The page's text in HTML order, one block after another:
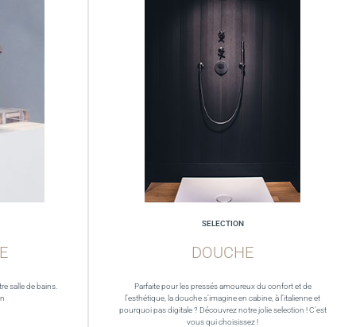
salle de bains.
SELECTION
DOUCHE
Parfaite pour les pressés amoureux du confort et de
l’esthétique, la douche s’imagine en cabine, à l’italienne et
pourquoi pas digitale ? Découvrez notre jolie selection ! C’est
vous qui choisissez !